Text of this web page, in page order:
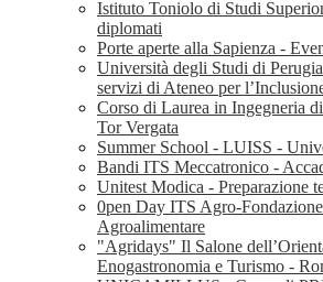
Istituto Toniolo di Studi
diplomati
Porte aperte alla Sapienza -
Università degli Studi di
servizi di Ateneo per
Corso di Laurea in Ingegneria
Tor Vergata
Summer School - LUISS -
Bandi ITS Meccatronico -
Unitest Modica - Preparazione
0pen Day ITS Agro-
Agroalimentare
"Agridays" Il Salone
Enogastronomia e Turismo -